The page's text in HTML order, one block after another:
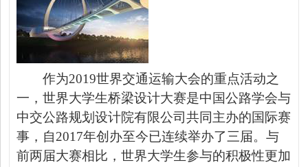
作为2019世界交通运输大会的重点活动之
一，世界大学生桥梁设计大赛是中国公路学会与
中交公路规划设计院有限公司共同主办的国际赛
事， 自2017年创办至今已连续举办了三届。与
前两届大赛相比，世界大学生参与的积极性更加